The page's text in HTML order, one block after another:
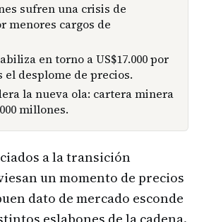
sufren una crisis de
menores cargos de
en torno a US$17.000 por
el desplome de precios.
la nueva ola: cartera minera
millones.
a la transición
un momento de precios
dato de mercado esconde